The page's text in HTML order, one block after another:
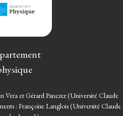
et Gérard Panczer (Université Claude
: Françoise Langlois (Université Claude